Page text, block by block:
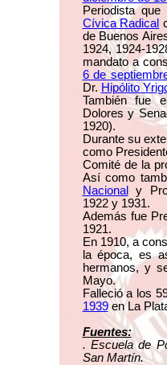
Periodista
Cívica Radical
de Buenos
1924, 1924-
mandato a
6 de
Dr. Hipólito
También fue
Dolores y
1920).
Durante su
como
Comité de la
Así como
Nacional
y
1922 y 1931.
Además fue
1921.
En 1910, a
la época, es
hermanos, y
Mayo.
Falleció a los
1939en La
Fuentes:
. Escuela de
San Martín.